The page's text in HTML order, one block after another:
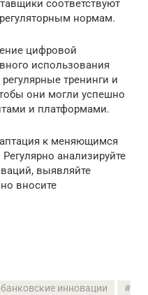
соответствуют
нормам.
цифровой
использования
тренинги и
они могли успешно
и платформами.
к меняющимся
анализируйте
выявляйте
вносите
банковские инновации